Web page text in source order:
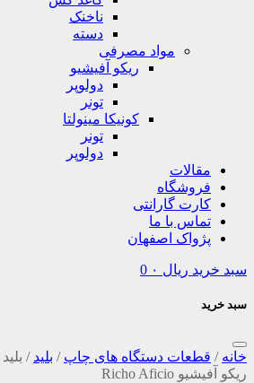
ناخنک
دسته
مواد مصرفی
ریکو آفیشیو
دولوپر
تونر
کونیکا مینولتا
تونر
دولوپر
مقالات
فروشگاه
کارت گارانتی
تماس با ما
پژواک اصفهان
سبد خرید ریال 0
سبد خرید
خانه / قطعات دستگاه های چاپ / بلید /
ریکو آفیشیو Richo Aficio